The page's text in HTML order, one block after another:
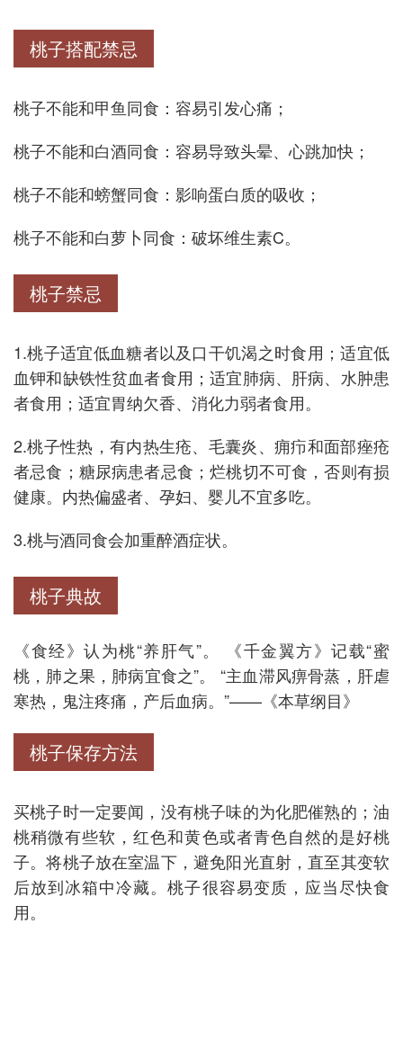
桃子搭配禁忌
桃子不能和甲鱼同食：容易引发心痛；
桃子不能和白酒同食：容易导致头晕、心跳加快；
桃子不能和螃蟹同食：影响蛋白质的吸收；
桃子不能和白萝卜同食：破坏维生素C。
桃子禁忌
1.桃子适宜低血糖者以及口干饥渴之时食用；适宜低
血钾和缺铁性贫血者食用；适宜肺病、肝病、水肿患
者食用；适宜胃纳欠香、消化力弱者食用。
2.桃子性热，有内热生疮、毛囊炎、痈疖和面部痤疮
者忌食；糖尿病患者忌食；烂桃切不可食，否则有损
健康。内热偏盛者、孕妇、婴儿不宜多吃。
3.桃与酒同食会加重醉酒症状。
桃子典故
《食经》认为桃“养肝气”。 《千金翼方》记载“蜜
桃，肺之果，肺病宜食之”。 “主血滞风痹骨蒸，肝虐
寒热，鬼注疼痛，产后血病。”——《本草纲目》
桃子保存方法
买桃子时一定要闻，没有桃子味的为化肥催熟的；油
桃稍微有些软，红色和黄色或者青色自然的是好桃
子。将桃子放在室温下，避免阳光直射，直至其变软
后放到冰箱中冷藏。桃子很容易变质，应当尽快食
用。